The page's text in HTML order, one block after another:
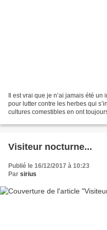
Il est vrai que je n’ai jamais été
pour lutter contre les herbes qui
cultures comestibles en ont
Visiteur nocturne...
Publié le 16/12/2017 à 10:23
Par sirius